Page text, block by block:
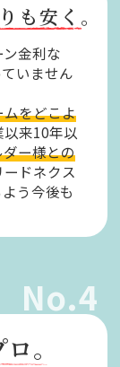
も安く。
金利な
いません
をどこよ
来10年以
ー様との
ードネクス
う今後も
No.4
。